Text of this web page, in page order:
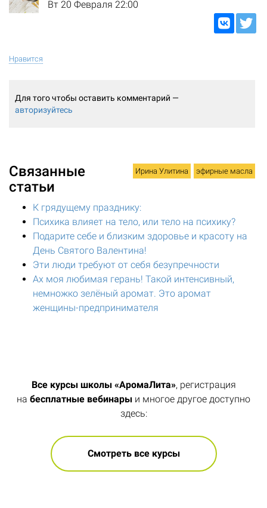
Вт 20 Февраля 22:00
Нравится
Для того чтобы оставить комментарий —
авторизуйтесь
Ирина Улитина эфирные масла
Связанные
статьи
К грядущему празднику:
Психика влияет на тело, или тело на психику?
Подарите себе и близким здоровье и красоту на
День Святого Валентина!
Эти люди требуют от себя безупречности
Ах моя любимая герань! Такой интенсивный,
немножко зелёный аромат. Это аромат
женщины-предпринимателя
Все курсы школы «АромаЛита», регистрация
на бесплатные вебинары и многое другое доступно
здесь:
Смотреть все курсы